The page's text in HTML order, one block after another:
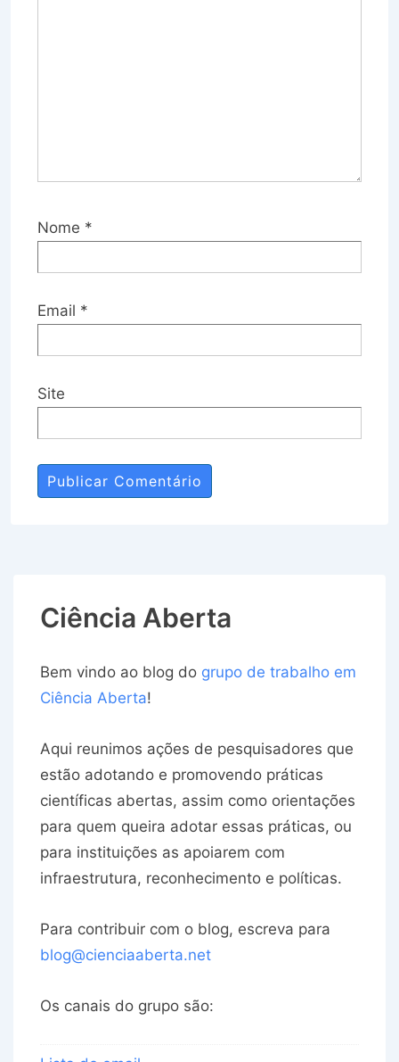
Nome *
Email *
Site
Ciência Aberta
Bem vindo ao blog do grupo de trabalho em
Ciência Aberta!
Aqui reunimos ações de pesquisadores que
estão adotando e promovendo práticas
científicas abertas, assim como orientações
para quem queira adotar essas práticas, ou
para instituições as apoiarem com
infraestrutura, reconhecimento e políticas.
Para contribuir com o blog, escreva para
blog@cienciaaberta.net
Os canais do grupo são: